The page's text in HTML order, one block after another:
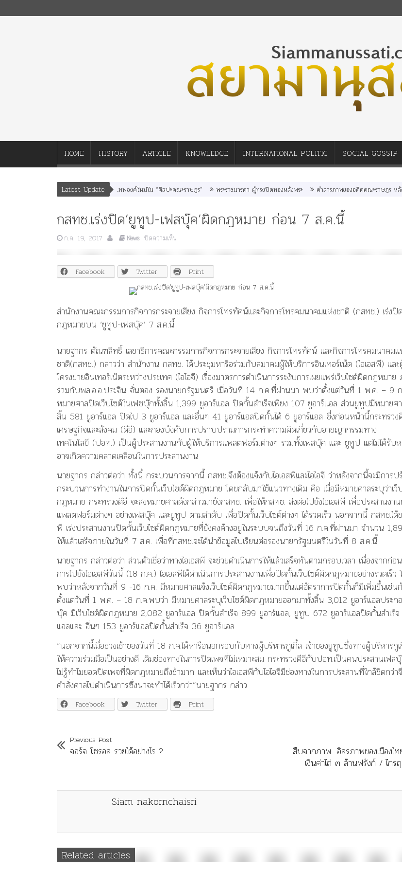
HOME HISTORY ARTICLE KNOWLEDGE INTERNATIONAL POLITIC SOCIAL GOSSIP
Latest Update
“อรุณเทพบุตร” และ “เทพีรัฐธรรมนูญ” เทพองค์ใหม่ใน “ศิลปะคณะราษฎร” พระราชมารดา ผู้ทรงปิดทองหลังพระ คำสารภาพของอดีตคณะราษฎร หลังกระ
กสทช.เร่งปิด’ยูทูป-เฟสบุ๊ค’ผิดกฎหมาย ก่อน 7 ส.ค.นี้
ก.ค. 19, 2017 News ปิดความเห็น
กสทช.เร่ง
ปิด’ยู
ทูป-
เฟส
บุ๊ค’ผิด
ก่อน
7
Facebook Twitter Print
สำนักงานคณะกรรมการกิจการกระจายเสียง กิจการโทรทัศน์และกิจการโทรคมนาคมแห่งชาติ (กสทช.) เร่งปิ
กฎหมายบน ‘ยูทูป-เฟสบุ๊ค’ 7 ส.ค.นี้
นายฐากร ตัณฑสิทธิ์ เลขาธิการคณะกรรมการกิจการกระจายเสียง กิจการโทรทัศน์ และกิจการโทรคมนาคมแ
ชาติ(กสทช.) กล่าวว่า สำนักงาน กสทช. ได้ประชุมหารือร่วมกับสมาคมผู้ให้บริการอินเทอร์เน็ต (ไอเอสพี) แล
โครงข่ายอินเทอร์เน็ตระหว่างประเทศ (ไอไอจี) เรื่องมาตรการดำเนินการระงับการเผยแพร่เว็บไซต์ผิดกฎหมา
ร่วมกับพล.อ.อ.ประจิน จั่นตอง รองนายกรัฐมนตรี เมื่อวันที่ 14 ก.ค.ที่ผ่านมา พบว่าตั้งแต่วันที่ 1 พ.ค. – 9
หมายศาลปิดเว็บไซต์ในเฟซบุ๊กทั้งสิ้น 1,399 ยูอาร์แอล ปิดกั้นสำเร็จเพียง 107 ยูอาร์แอล ส่วนยูทูปมีหมายศ
สิ้น 581 ยูอาร์แอล ปิดไป 3 ยูอาร์แอล และอื่นๆ 41 ยูอาร์แอลปิดกั้นได้ 6 ยูอาร์แอล ซึ่งก่อนหน้านี้กระทรวง
เศรษฐกิจและสังคม (ดีอี) และกองบังคับการปราบปรามการกระทำความผิดเกี่ยวกับอาชญากรรมทาง
เทคโนโลยี (ปอท.) เป็นผู้ประสานงานกับผู้ให้บริการแพลตฟอร์มต่างๆ รวมทั้งเฟสบุ๊ค และ ยูทูป แต่ไม่ได้รับห
อาจเกิดความคลาดเคลื่อนในการประสานงาน
นายฐากร กล่าวต่อว่า ทั้งนี้ กระบวนการจากนี้ กสทช.จึงต้องแจ้งกับไอเอสพีและไอไอจี ว่าหลังจากนี้จะมีการ
กระบวนการทำงานในการปิดกั้นเว็บไซต์ผิดกฎหมาย โดยกลับมาใช้แนวทางเดิม คือ เมื่อมีหมายศาลระบุว่าเว็
กฎหมาย กระทรวงดีอี จะส่งหมายศาลดังกล่าวมายังกสทช. เพื่อให้กสทช. ส่งต่อไปยังไอเอสพี เพื่อประสานงา
แพลตฟอร์มต่างๆ อย่างเฟสบุ๊ค และยูทูป ตามลำดับ เพื่อปิดกั้นเว็บไซต์ต่างๆ ได้รวดเร็ว นอกจากนี้ กสทช.ได้ข
พี เร่งประสานงานปิดกั้นเว็บไซต์ผิดกฎหมายที่ยังคงค้างอยู่ในระบบจนถึงวันที่ 16 ก.ค.ที่ผ่านมา จำนวน
ให้แล้วเสร็จภายในวันที่ 7 ส.ค. เพื่อที่กสทช.จะได้นำข้อมูลไปเรียนต่อรองนายกรัฐมนตรีในวันที่ 8 ส.ค.นี้
นายฐากร กล่าวต่อว่า ส่วนตัวเชื่อว่าทางไอเอสพี จะช่วยดำเนินการให้แล้วเสร็จทันตามกรอบเวลา เนื่องจากก่อ
การไปยังไอเอสพีวันนี้ (18 ก.ค.) ไอเอสพีได้ดำเนินการประสานงานเพื่อปิดกั้นเว็บไซต์ผิดกฎหมายอย่างรวดเร็ว
พบว่าหลังจากวันที่ 9 -16 ก.ค. มีหมายศาลแจ้งเว็บไซต์ผิดกฎหมายมากขึ้นแต่อัตราการปิดกั้นก็มีเพิ่มขึ้นเช่น
ตั้งแต่วันที่ 1 พ.ค. – 18 ก.ค.พบว่า มีหมายศาลระบุเว็บไซต์ผิดกฎหมายออกมาทั้งสิ้น 3,012 ยูอาร์แอลประก
บุ๊ค มีเว็บไซต์ผิดกฎหมาย 2,082 ยูอาร์แอล ปิดกั้นสำเร็จ 899 ยูอาร์แอล, ยูทูบ 672 ยูอาร์แอลปิดกั้นสำเร็
แอลและ อื่นๆ 153 ยูอาร์แอลปิดกั้นสำเร็จ 36 ยูอาร์แอล
“นอกจากนี้เมื่อช่วงเช้าของวันที่ 18 ก.ค.ได้หารือนอกรอบกับทางผู้บริหารกูเกิ้ล เจ้าของยูทูปซึ่งทางผู้บริหารกู
ให้ความร่วมมือเป็นอย่างดี เดิมช่องทางในการปิดเพจที่ไม่เหมาะสม กระทรวงดีอีกับปอท.เป็นคนประสานเฟ
ไม่รู้ทำไมยอดปิดเพจที่ผิดกฎหมายถึงช้ามาก และเห็นว่าไอเอสพีกับไอไอจีมีช่องทางในการประสานที่ใกล้ชิดกว่า
คำสั่งศาลไปดำเนินการซึ่งน่าจะทำได้เร็วกว่า”นายฐากร กล่าว
Facebook Twitter Print
Previous Post
จอร์จ โซรอส รวยได้อย่างไร ?
สืบจากภาพ…อิสรภาพของเมืองไ
เงินค่าไถ่ ๓ ล้านฟรังก์ / ไก
Siam nakornchaisri
Related articles
พยุหเสนา” “
และ “เทพีรัฐ